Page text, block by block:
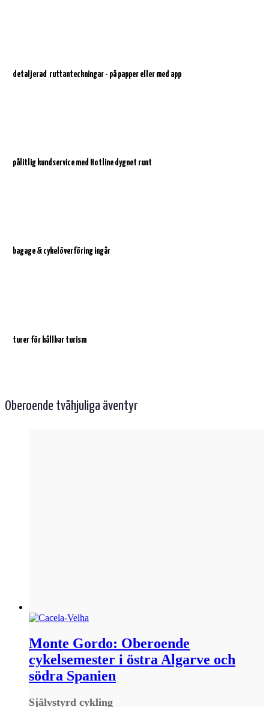
detaljerad ruttanteckningar - på papper eller med app
pålitlig kundservice med Hotline dygnet runt
bagage & cykelöverföring ingår
turer för hållbar turism
Oberoende tvåhjuliga äventyr
Monte Gordo: Oberoende
cykelsemester i östra Algarve och
södra Spanien
Självstyrd cykling